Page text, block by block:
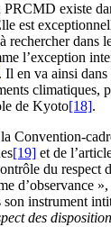
existe
est
rechercher dans
l’exception
. Il en va ainsi
climatiques,
de Kyoto[18].
Convention-
[19] et de
du respect
d’observance
instrument
des